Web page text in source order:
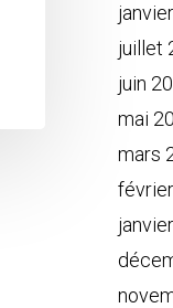
juillet
juin
mai
mars